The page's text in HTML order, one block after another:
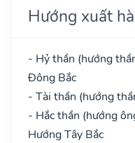
Hướng xuất
- Hỷ thần (hướng
Đông Bắc
- Tài thần (hướng
- Hắc thần (hướng
Hướng Tây Bắc